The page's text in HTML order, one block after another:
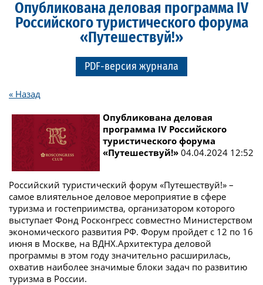
Опубликована деловая программа IV
Российского туристического форума
«Путешествуй!»
PDF-версия журнала
« Назад
Опубликована деловая
программа IV Российского
туристического форума
«Путешествуй!» 04.04.2024 12:52
Российский туристический форум «Путешествуй!» –
самое влиятельное деловое мероприятие в сфере
туризма и гостеприимства, организатором которого
выступает Фонд Росконгресс совместно Министерством
экономического развития РФ. Форум пройдет с 12 по 16
июня в Москве, на ВДНХ.Архитектура деловой
программы в этом году значительно расширилась,
охватив наиболее значимые блоки задач по развитию
туризма в России.